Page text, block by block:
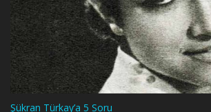
Şükran Türkay’a 5 Soru